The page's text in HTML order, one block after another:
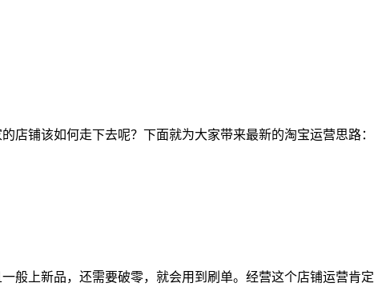
店铺该如何走下去呢？下面就为大家带来最新的淘宝运营思
上新品，还需要破零，就会用到刷单。经营这个店铺运营肯